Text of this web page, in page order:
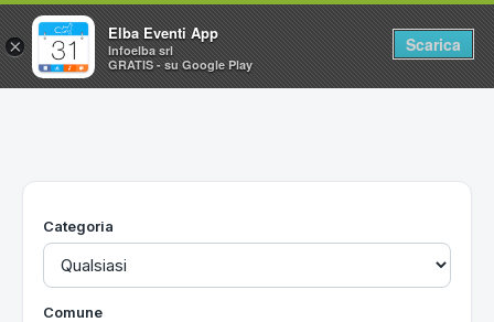
Home
Utilità
Categoria
Comune
×
Elba Eventi App
Infoelba srl
GRATIS - su Google Play
Scarica